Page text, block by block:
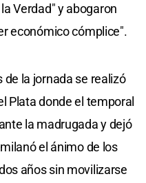
Verdad" y abogaron
económico cómplice".
la jornada se realizó
Plata donde el temporal
la madrugada y dejó
el ánimo de los
años sin movilizarse